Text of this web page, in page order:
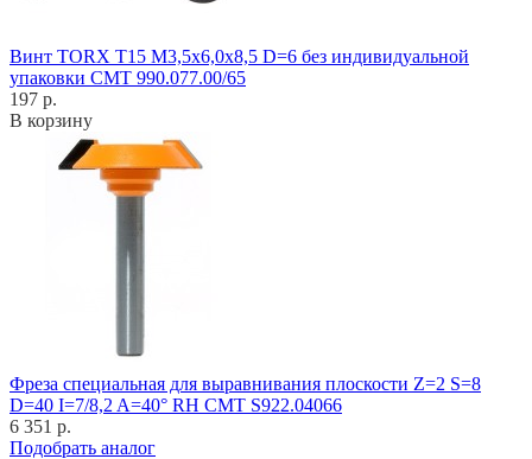
Винт TORX T15 M3,5x6,0x8,5 D=6 без индивидуальной
упаковки CMT 990.077.00/65
197 р.
В корзину
Фреза специальная для выравнивания плоскости Z=2 S=8
D=40 I=7/8,2 A=40° RH CMT S922.04066
6 351 р.
Подобрать аналог